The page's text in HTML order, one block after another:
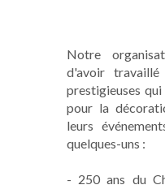
Notre
d'avoir travaillé
prestigieuses
pour la
leurs
quelques-uns :
- 250 ans du